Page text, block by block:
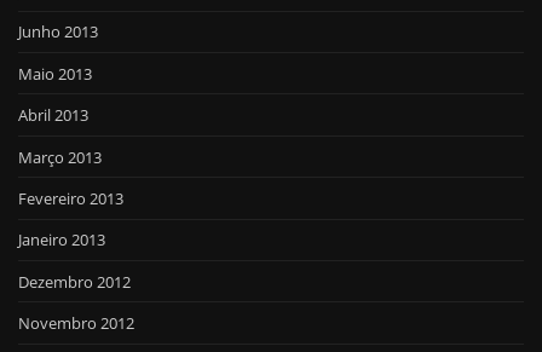
Junho 2013
Maio 2013
Abril 2013
Março 2013
Fevereiro 2013
Janeiro 2013
Dezembro 2012
Novembro 2012